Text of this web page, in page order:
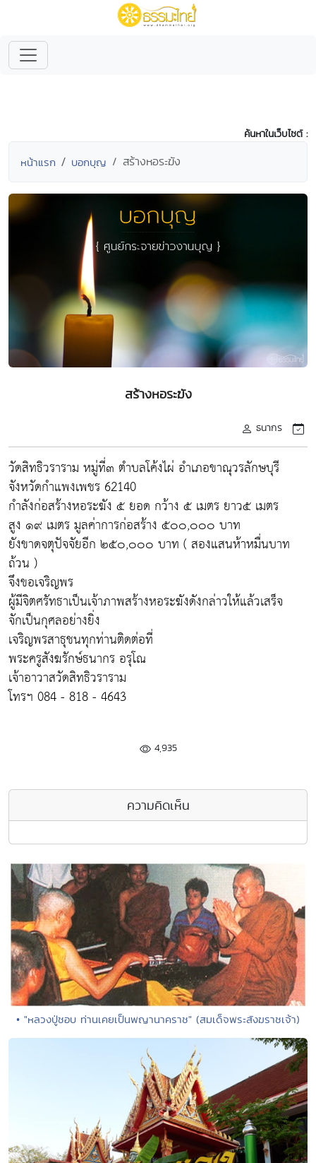
ค้นหาในเว็บไซต์ :
หน้าแรก บอกบุญ สร้างหอระฆัง
สร้างหอระฆัง
ธนากร
วัดสิทธิวราราม หมู่ที่๓ ตำบลโค้งไผ่ อำเภอขาณุวรลักษบุรี
จังหวัดกำแพงเพชร 62140
กำลังก่อสร้างหอระฆัง ๕ ยอด กว้าง ๕ เมตร ยาว๕ เมตร
สูง ๑๙ เมตร มูลค่าการก่อสร้าง ๕๐๐,๐๐๐ บาท
ยังขาดจตุปัจจัยอีก ๒๕๐,๐๐๐ บาท ( สองแสนห้าหมื่นบาท
ถ้วน )
จึงขอเจริญพร
ผู้มีจิตศรัทธาเป็นเจ้าภาพสร้างหอระฆังดังกล่าวให้แล้วเสร็จ
จักเป็นกุศลอย่างยิ่ง
เจริญพรสาธุชนทุกท่านติดต่อที่
พระครูสังฆรักษ์ธนากร อรุโณ
เจ้าอาวาสวัดสิทธิวราราม
โทรฯ 084 - 818 - 4643
4,935
ความคิดเห็น
• "หลวงปู่ชอบ ท่านเคยเป็นพญานาคราช" (สมเด็จพระสังฆราชเจ้า)